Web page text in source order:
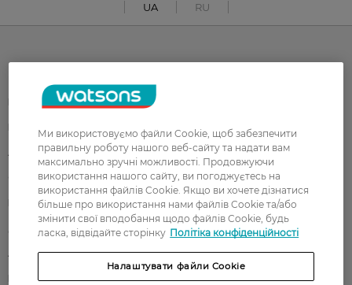
UA RU
Корейска косметика
Парфуми Здоров'я
Акції Макіяж
Обличчя Тіло
Подарунки Діти
Волосся
Аксесуари Дерматокосметика
Бренди
Ми використовуємо файли Cookie, щоб забезпечити
правильну роботу нашого веб-сайту та надати вам
максимально зручні можливості. Продовжуючи
використання нашого сайту, ви погоджуєтесь на
використання файлів Cookie. Якщо ви хочете дізнатися
більше про використання нами файлів Cookie та/або
змінити свої вподобання щодо файлів Cookie, будь
ласка, відвідайте сторінку Політіка конфіденційності
Налаштувати файли Cookie